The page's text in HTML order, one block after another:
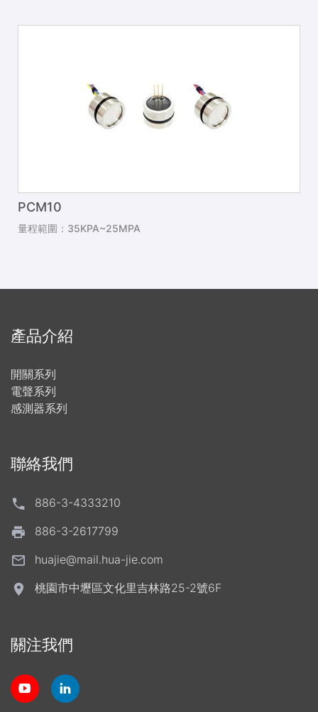
PCM10
量程範圍：35KPA~25MPA
產品介紹
開關系列
電聲系列
感測器系列
聯絡我們
886-3-4333210
886-3-2617799
huajie@mail.hua-jie.com
桃園市中壢區文化里吉林路25-2號6F
關注我們